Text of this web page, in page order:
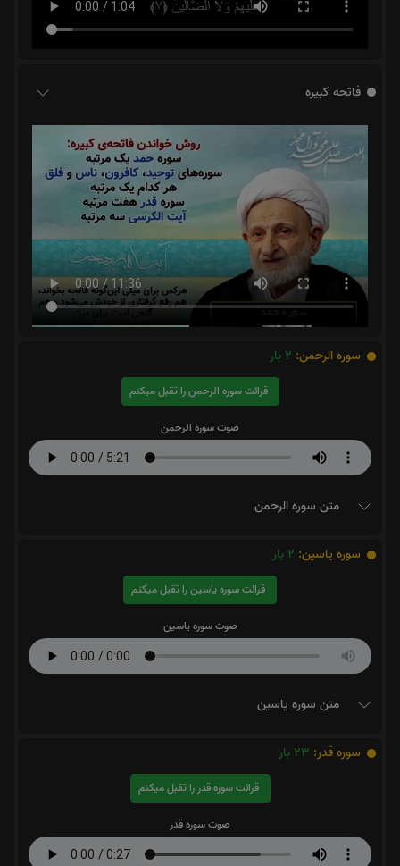
فاتحه کبیره
سوره الرحمن: 2 بار
قرائت سوره الرحمن را تقبل میکنم
صوت سوره الرحمن
متن سوره الرحمن
سوره یاسین: 2 بار
قرائت سوره یاسین را تقبل میکنم
صوت سوره یاسین
متن سوره یاسین
سوره قدر: 23 بار
قرائت سوره قدر را تقبل میکنم
صوت سوره قدر